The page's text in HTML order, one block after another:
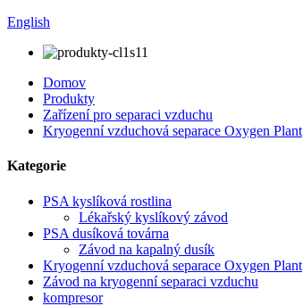
English
Domov
Produkty
Zařízení pro separaci vzduchu
Kryogenní vzduchová separace Oxygen Plant
Kategorie
PSA kyslíková rostlina
Lékařský kyslíkový závod
PSA dusíková továrna
Závod na kapalný dusík
Kryogenní vzduchová separace Oxygen Plant
Závod na kryogenní separaci vzduchu
kompresor